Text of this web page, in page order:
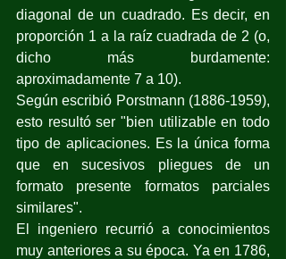
diagonal de un cuadrado. Es decir, en
proporción 1 a la raíz cuadrada de 2 (o,
dicho más burdamente:
aproximadamente 7 a 10).
Según escribió Porstmann (1886-1959),
esto resultó ser "bien utilizable en todo
tipo de aplicaciones. Es la única forma
que en sucesivos pliegues de un
formato presente formatos parciales
similares".
El ingeniero recurrió a conocimientos
muy anteriores a su época. Ya en 1786,